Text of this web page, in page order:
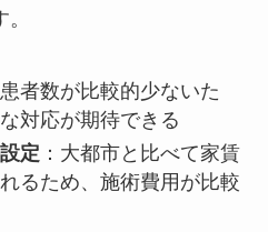
者数が比較的少ないた
対応が期待できる
定 ：大都市と比べて家賃
るため、施術費用が比較